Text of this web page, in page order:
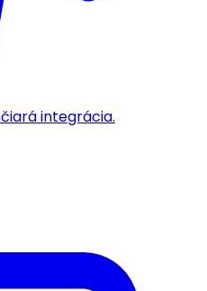
integrácia.